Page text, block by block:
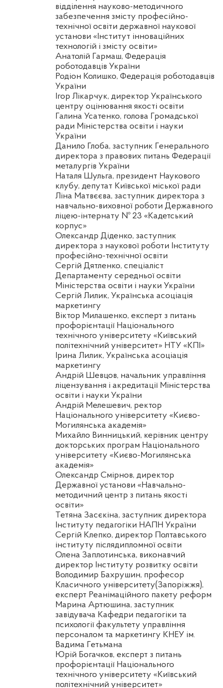
відділення науково-методичного
забезпечення змісту професійно-
технічної освіти державної наукової
установи «Інститут інноваційних
технологій і змісту освіти»
Анатолій Гармаш, Федерація
роботодавців України
Родіон Колишко, Федерація роботодавців
України
Ігор Лікарчук, директор Українського
центру оцінювання якості освіти
Галина Усатенко, голова Громадської
ради Міністерства освіти і науки
України
Данило Глоба, заступник Генерального
директора з правових питань Федерації
металургів України
Наталя Шульга, президент Наукового
клубу, депутат Київської міської ради
Ліна Матвєєва, заступник директора з
навчально-виховної роботи Державного
ліцею-інтернату № 23 «Кадетський
корпус»
Олександр Діденко, заступник
директора з наукової роботи Інституту
професійно-технічної освіти
Сергій Дятленко, спеціаліст
Департаменту середньої освіти
Міністерства освіти і науки України
Сергій Лилик, Українська асоціація
маркетингу
Віктор Милашенко, експерт з питань
профорієнтації Національного
технічного університету «Київський
політехнічний університет» НТУ «КПІ»
Ірина Лилик, Українська асоціація
маркетингу
Андрій Шевцов, начальник управління
ліцензування і акредитації Міністерства
освіти і науки України
Андрій Мелешевич, ректор
Національного університету «Києво-
Могилянська академія»
Михайло Винницький, керівник центру
докторських програм Національного
університету «Києво-Могилянська
академія»
Олександр Смірнов, директор
Державної установи «Навчально-
методичний центр з питань якості
освіти»
Тетяна Засєкіна, заступник директора
Інституту педагогіки НАПН України
Сергій Клепко, директор Полтавського
інституту післядипломної освіти
Олена Заплотинська, виконавчий
директор Інституту розвитку освіти
Володимир Бахрушин, професор
Класичного університету(Запоріжжя),
експерт Реанімаційного пакету реформ
Марина Артюшина, заступник
завідувача Кафедри педагогіки та
психології факультету управління
персоналом та маркетингу КНЕУ ім.
Вадима Гетьмана
Юрій Богачков, експерт з питань
профорієнтації Національного
технічного університету «Київський
політехнічний університет»